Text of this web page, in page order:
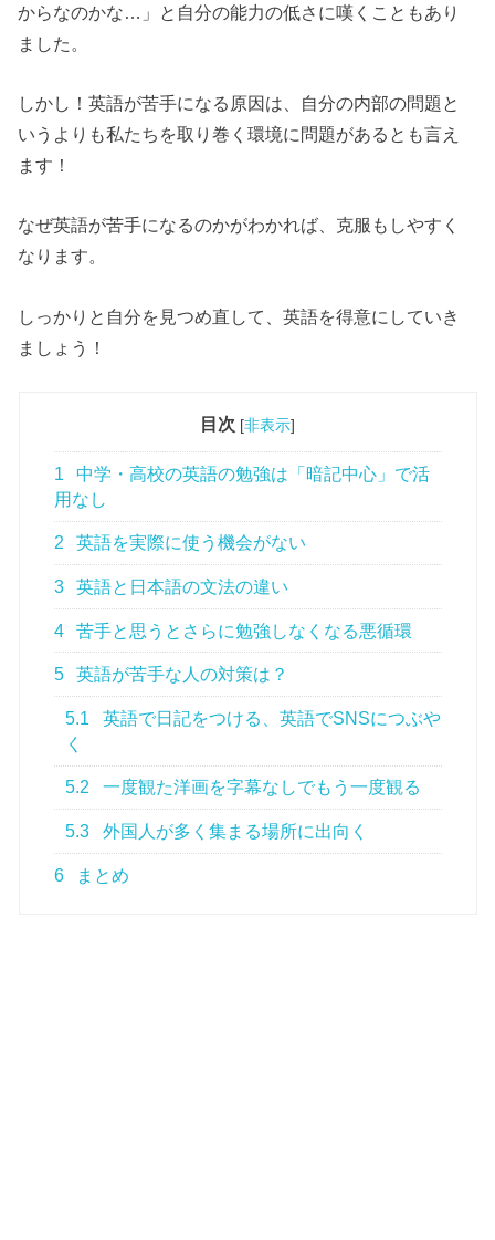
からなのかな…」と自分の能力の低さに嘆くこともあり
ました。
しかし！英語が苦手になる原因は、自分の内部の問題と
いうよりも私たちを取り巻く環境に問題があるとも言え
ます！
なぜ英語が苦手になるのかがわかれば、克服もしやすく
なります。
しっかりと自分を見つめ直して、英語を得意にしていき
ましょう！
目次 [非表示]
1
中学・高校の英語の勉強は「暗記中心」で活
用なし
2 英語を実際に使う機会がない
3 英語と日本語の文法の違い
4 苦手と思うとさらに勉強しなくなる悪循環
5 英語が苦手な人の対策は？
5.1
英語で日記をつける、英語でSNSにつぶや
く
5.2 一度観た洋画を字幕なしでもう一度観る
5.3 外国人が多く集まる場所に出向く
6 まとめ